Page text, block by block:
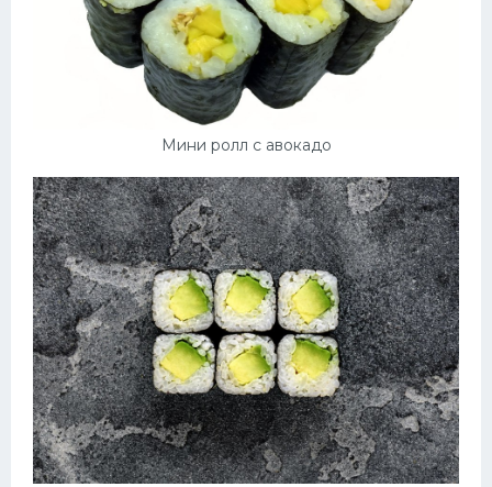
Мини ролл с авокадо